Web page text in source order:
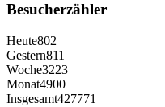
Besucherzähler
Heute802
Gestern811
Woche3223
Monat4900
Insgesamt427771